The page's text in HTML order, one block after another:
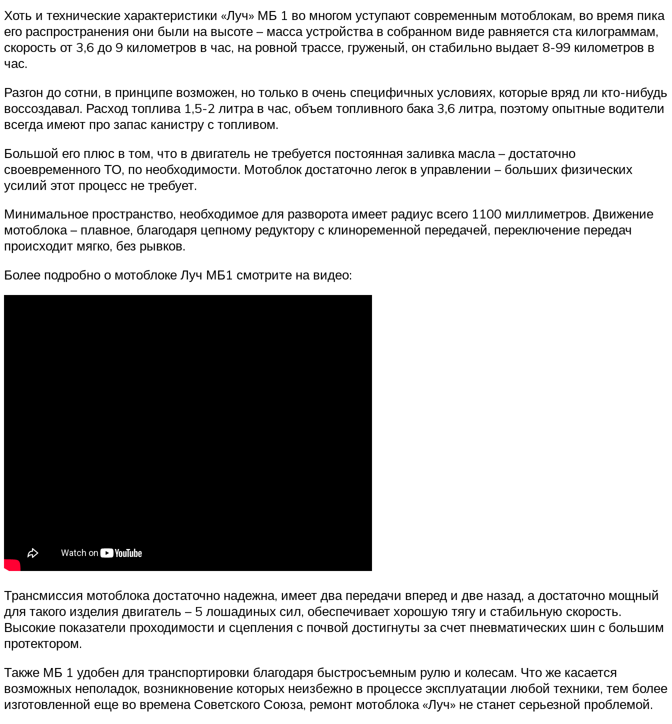
Хоть и технические характеристики «Луч» МБ 1 во многом уступают современным мотоблокам, во время пика
его распространения они были на высоте – масса устройства в собранном виде равняется ста килограммам,
скорость от 3,6 до 9 километров в час, на ровной трассе, груженый, он стабильно выдает 8-99 километров в
час.
Разгон до сотни, в принципе возможен, но только в очень специфичных условиях, которые вряд ли кто-нибудь
воссоздавал. Расход топлива 1,5-2 литра в час, объем топливного бака 3,6 литра, поэтому опытные водители
всегда имеют про запас канистру с топливом.
Большой его плюс в том, что в двигатель не требуется постоянная заливка масла – достаточно
своевременного ТО, по необходимости. Мотоблок достаточно легок в управлении – больших физических
усилий этот процесс не требует.
Минимальное пространство, необходимое для разворота имеет радиус всего 1100 миллиметров. Движение
мотоблока – плавное, благодаря цепному редуктору с клиноременной передачей, переключение передач
происходит мягко, без рывков.
Более подробно о мотоблоке Луч МБ1 смотрите на видео:
Трансмиссия мотоблока достаточно надежна, имеет два передачи вперед и две назад, а достаточно мощный
для такого изделия двигатель – 5 лошадиных сил, обеспечивает хорошую тягу и стабильную скорость.
Высокие показатели проходимости и сцепления с почвой достигнуты за счет пневматических шин с большим
протектором.
Также МБ 1 удобен для транспортировки благодаря быстросъемным рулю и колесам. Что же касается
возможных неполадок, возникновение которых неизбежно в процессе эксплуатации любой техники, тем более
изготовленной еще во времена Советского Союза, ремонт мотоблока «Луч» не станет серьезной проблемой.